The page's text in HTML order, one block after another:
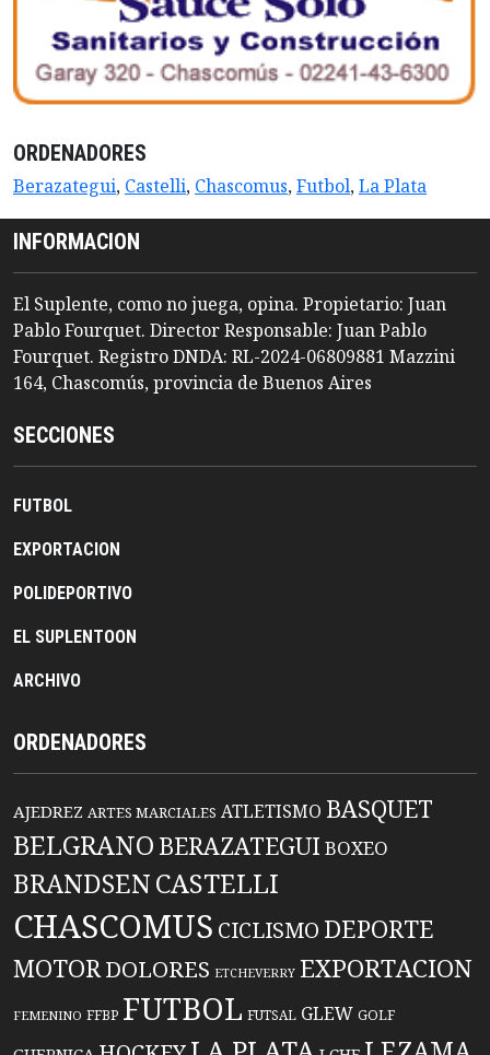
ORDENADORES
Berazategui, Castelli, Chascomus,Futbol,La Plata
INFORMACION
El Suplente, como no juega, opina. Propietario: Juan
Pablo Fourquet. Director Responsable: Juan Pablo
Fourquet. Registro DNDA: RL-2024-06809881 Mazzini
164, Chascomús, provincia de Buenos Aires
SECCIONES
FUTBOL
EXPORTACION
POLIDEPORTIVO
EL SUPLENTOON
ARCHIVO
ORDENADORES
AJEDREZ ARTES MARCIALES ATLETISMO BASQUET
BELGRANO BERAZATEGUIBOXEO
BRANDSENCASTELLI
CHASCOMUS CICLISMO DEPORTE
MOTORDOLORES ETCHEVERRY EXPORTACION
FEMENINO FFBP FUTBOL FUTSAL GLEW GOLF